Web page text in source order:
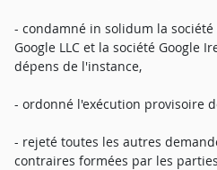
- condamné in solidum la société
Google LLC et la société Google
dépens de l'instance,
- ordonné l'exécution provisoire
- rejeté toutes les autres
contraires formées par les